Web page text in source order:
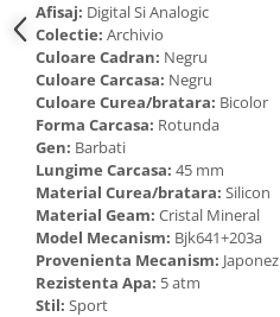
Afisaj: Digital Si Analogic
Colectie: Archivio
Culoare Cadran: Negru
Culoare Carcasa: Negru
Culoare Curea/bratara: Bicolor
Forma Carcasa: Rotunda
Gen: Barbati
Lungime Carcasa: 45 mm
Material Curea/bratara: Silicon
Material Geam: Cristal Mineral
Model Mecanism: Bjk641+203a
Provenienta Mecanism: Japonez
Rezistenta Apa: 5 atm
Stil: Sport